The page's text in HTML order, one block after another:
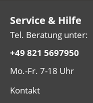
Service & Hilfe
Tel. Beratung unter:
+49 821 5697950
Mo.-Fr. 7-18 Uhr
Kontakt